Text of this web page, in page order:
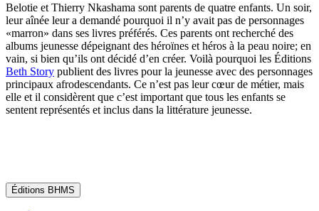
Belotie et Thierry Nkashama sont parents de quatre enfants. Un soir,
leur aînée leur a demandé pourquoi il n’y avait pas de personnages
«marron» dans ses livres préférés. Ces parents ont recherché des
albums jeunesse dépeignant des héroïnes et héros à la peau noire; en
vain, si bien qu’ils ont décidé d’en créer. Voilà pourquoi les Éditions
Beth Story publient des livres pour la jeunesse avec des personnages
principaux afrodescendants. Ce n’est pas leur cœur de métier, mais
elle et il considèrent que c’est important que tous les enfants se
sentent représentés et inclus dans la littérature jeunesse.
Éditions BHMS